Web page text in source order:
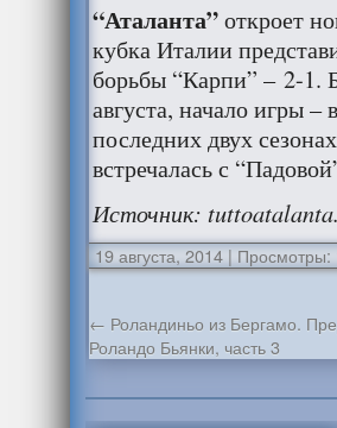
“Аталанта”откроет
кубка Италии
борьбы “Карпи” – 2-1.
августа, начало игры
последних двух
встречалась с
Источник:
19 августа, 2014 | Просмотры:
← Роландиньо из Бергамо.
Роландо Бьянки, часть 3